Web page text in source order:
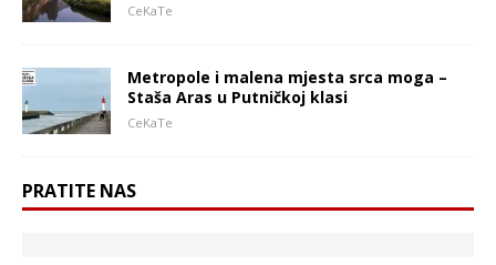
CeKaTe
Metropole i malena mjesta srca moga –
Staša Aras u Putničkoj klasi
CeKaTe
PRATITE NAS